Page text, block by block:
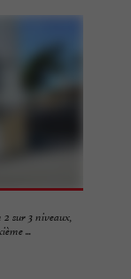
sur 3 niveaux,
...